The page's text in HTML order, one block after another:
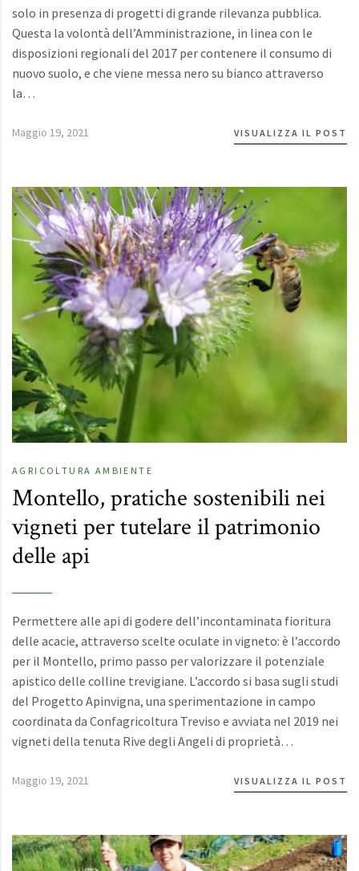
solo in presenza di progetti di grande rilevanza pubblica.
Questa la volontà dell’Amministrazione, in linea con le
disposizioni regionali del 2017 per contenere il consumo di
nuovo suolo, e che viene messa nero su bianco attraverso
la…
Maggio 19, 2021 VISUALIZZA IL POST
AGRICOLTURA AMBIENTE
Montello, pratiche sostenibili nei
vigneti per tutelare il patrimonio
delle api
Permettere alle api di godere dell’incontaminata fioritura
delle acacie, attraverso scelte oculate in vigneto: è l’accordo
per il Montello, primo passo per valorizzare il potenziale
apistico delle colline trevigiane. L’accordo si basa sugli studi
del Progetto Apinvigna, una sperimentazione in campo
coordinata da Confagricoltura Treviso e avviata nel 2019 nei
vigneti della tenuta Rive degli Angeli di proprietà…
Maggio 19, 2021 VISUALIZZA IL POST